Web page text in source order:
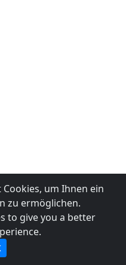
um Ihnen ein
zu ermöglichen.
to give you a better